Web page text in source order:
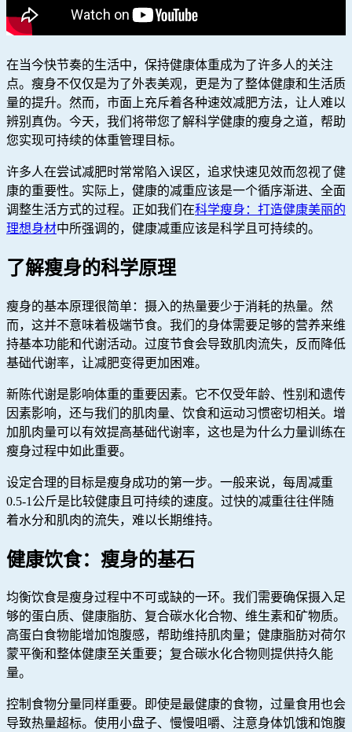
在当今快节奏的生活中，保持健康体重成为了许多人的关注
点。瘦身不仅仅是为了外表美观，更是为了整体健康和生活质
量的提升。然而，市面上充斥着各种速效减肥方法，让人难以
辨别真伪。今天，我们将带您了解科学健康的瘦身之道，帮助
您实现可持续的体重管理目标。
许多人在尝试减肥时常常陷入误区，追求快速见效而忽视了健
康的重要性。实际上，健康的减重应该是一个循序渐进、全面
调整生活方式的过程。正如我们在科学瘦身：打造健康美丽的
理想身材中所强调的，健康减重应该是科学且可持续的。
了解瘦身的科学原理
瘦身的基本原理很简单：摄入的热量要少于消耗的热量。然
而，这并不意味着极端节食。我们的身体需要足够的营养来维
持基本功能和代谢活动。过度节食会导致肌肉流失，反而降低
基础代谢率，让减肥变得更加困难。
新陈代谢是影响体重的重要因素。它不仅受年龄、性别和遗传
因素影响，还与我们的肌肉量、饮食和运动习惯密切相关。增
加肌肉量可以有效提高基础代谢率，这也是为什么力量训练在
瘦身过程中如此重要。
设定合理的目标是瘦身成功的第一步。一般来说，每周减重
0.5-1公斤是比较健康且可持续的速度。过快的减重往往伴随
着水分和肌肉的流失，难以长期维持。
健康饮食：瘦身的基石
均衡饮食是瘦身过程中不可或缺的一环。我们需要确保摄入足
够的蛋白质、健康脂肪、复合碳水化合物、维生素和矿物质。
高蛋白食物能增加饱腹感，帮助维持肌肉量；健康脂肪对荷尔
蒙平衡和整体健康至关重要；复合碳水化合物则提供持久能
量。
控制食物分量同样重要。即使是最健康的食物，过量食用也会
导致热量超标。使用小盘子、慢慢咀嚼、注意身体饥饿和饱腹